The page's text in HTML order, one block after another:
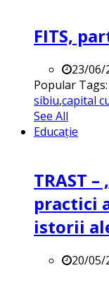
FITS,
23/06/
Popular Tags:
sibiu,capital
See All
Educație
TRAST
practici
istorii
20/05/